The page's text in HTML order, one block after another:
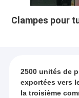
Clampes pour
2500 unités de
exportées vers
la troisième